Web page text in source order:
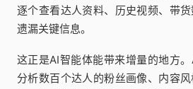
逐个查看达人资料、历史视频、带
遗漏关键信息。
这正是AI智能体能带来增量的地方
分析数百个达人的粉丝画像、内容